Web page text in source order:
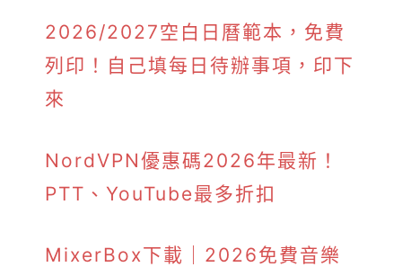
2026/2027空白日曆範本，免費
列印！自己填每日待辦事項，印下
來
NordVPN優惠碼2026年最新！
PTT、YouTube最多折扣
MixerBox下載｜2026免費音樂